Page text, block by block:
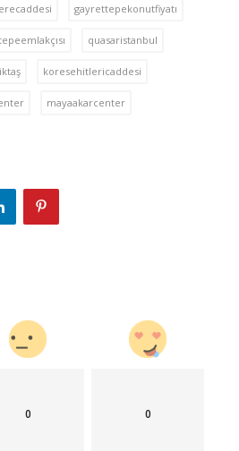
gayrettepekonutfiyatı
quasaristanbul
koresehitlericaddesi
mayaakarcenter
0 0